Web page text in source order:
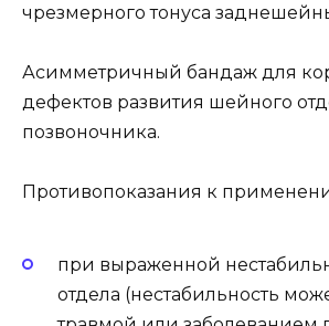
чрезмерного тонуса
Асимметричный бандаж для
дефектов развития шейного
позвоночника.
Противопоказания к
при выраженной
отдела (нестабильность